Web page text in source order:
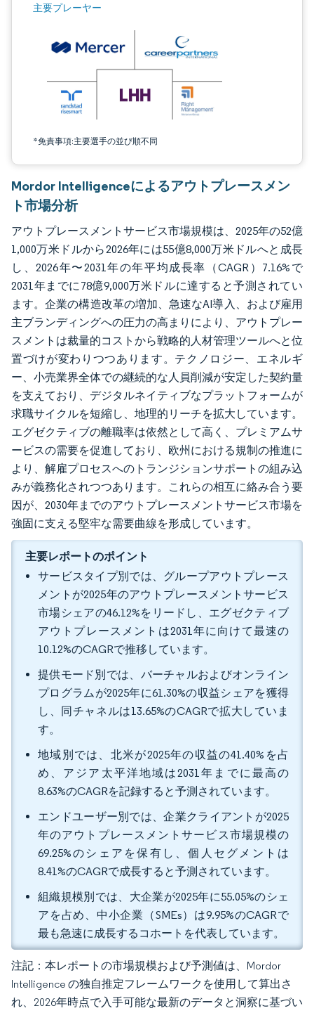
主要プレーヤー
*免責事項:主要選手の並び順不同
画像 © Mordor Intelligence。再利用にはCC BY 4.0の表示が必要です。
Mordor Intelligenceによるアウトプレースメン
ト市場分析
アウトプレースメントサービス市場規模は、2025年の52億
1,000万米ドルから2026年には55億8,000万米ドルへと成長
し、2026年〜2031年の年平均成長率（CAGR）7.16%で
2031年までに78億9,000万米ドルに達すると予測されてい
ます。企業の構造改革の増加、急速なAI導入、および雇用
主ブランディングへの圧力の高まりにより、アウトプレー
スメントは裁量的コストから戦略的人材管理ツールへと位
置づけが変わりつつあります。テクノロジー、エネルギ
ー、小売業界全体での継続的な人員削減が安定した契約量
を支えており、デジタルネイティブなプラットフォームが
求職サイクルを短縮し、地理的リーチを拡大しています。
エグゼクティブの離職率は依然として高く、プレミアムサ
ービスの需要を促進しており、欧州における規制の推進に
より、解雇プロセスへのトランジションサポートの組み込
みが義務化されつつあります。これらの相互に絡み合う要
因が、2030年までのアウトプレースメントサービス市場を
強固に支える堅牢な需要曲線を形成しています。
主要レポートのポイント
サービスタイプ別では、グループアウトプレース
メントが2025年のアウトプレースメントサービス
市場シェアの46.12%をリードし、エグゼクティブ
アウトプレースメントは2031年に向けて最速の
10.12%のCAGRで推移しています。
提供モード別では、バーチャルおよびオンライン
プログラムが2025年に61.30%の収益シェアを獲得
し、同チャネルは13.65%のCAGRで拡大していま
す。
地域別では、北米が2025年の収益の41.40%を占
め、アジア太平洋地域は2031年までに最高の
8.63%のCAGRを記録すると予測されています。
エンドユーザー別では、企業クライアントが2025
年のアウトプレースメントサービス市場規模の
69.25%のシェアを保有し、個人セグメントは
8.41%のCAGRで成長すると予測されています。
組織規模別では、大企業が2025年に55.05%のシェ
アを占め、中小企業（SMEs）は9.95%のCAGRで
最も急速に成長するコホートを代表しています。
注記：本レポートの市場規模および予測値は、Mordor
Intelligence の独自推定フレームワークを使用して算出さ
れ、2026年時点で入手可能な最新のデータと洞察に基づい